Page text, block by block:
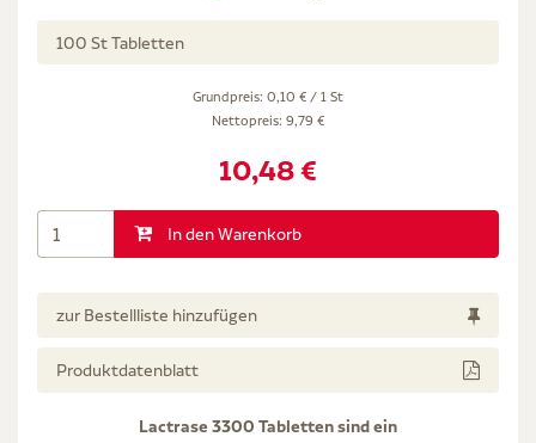
100 St Tabletten
Grundpreis: 0,10 € / 1 St
Nettopreis: 9,79 €
10,48 €
In den Warenkorb
zur Bestellliste hinzufügen
Produktdatenblatt
Lactrase 3300 Tabletten sind ein